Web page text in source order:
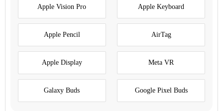
Apple Vision Pro Apple Keyboard
Apple Pencil AirTag
Apple Display Meta VR
Galaxy Buds Google Pixel Buds